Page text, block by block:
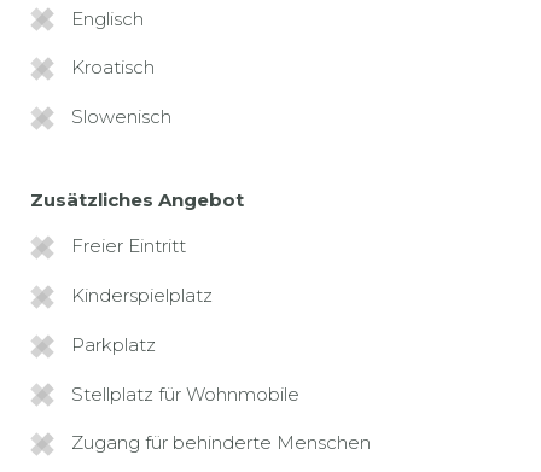
Englisch
Kroatisch
Slowenisch
Zusätzliches Angebot
Freier Eintritt
Kinderspielplatz
Parkplatz
Stellplatz für Wohnmobile
Zugang für behinderte Menschen